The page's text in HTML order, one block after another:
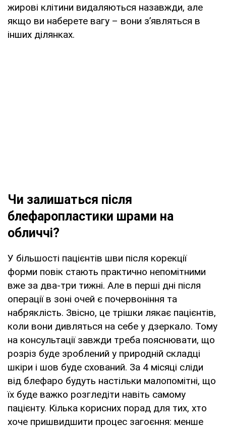
жирові клітини видаляються назавжди, але
якщо ви наберете вагу – вони з’являться в
інших ділянках.
Чи залишаться після
блефаропластики шрами на
обличчі?
У більшості пацієнтів шви після корекції
форми повік стають практично непомітними
вже за два-три тижні. Але в перші дні після
операції в зоні очей є почервоніння та
набряклість. Звісно, це трішки лякає пацієнтів,
коли вони дивляться на себе у дзеркало. Тому
на консультації завжди треба пояснювати, що
розріз буде зроблений у природній складці
шкіри і шов буде схований. За 4 місяці сліди
від блефаро будуть настільки малопомітні, що
їх буде важко розгледіти навіть самому
пацієнту. Кілька корисних порад для тих, хто
хоче пришвидшити процес загоєння: менше